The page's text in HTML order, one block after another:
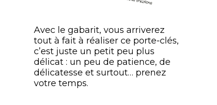
Avec le gabarit, vous arriverez
tout à fait à réaliser ce porte-clés,
c’est juste un petit peu plus
délicat : un peu de patience, de
délicatesse et surtout… prenez
votre temps.